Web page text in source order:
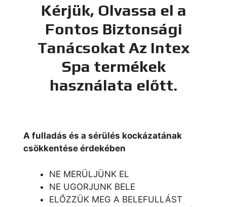
Kérjük, Olvassa el a
Fontos Biztonsági
Tanácsokat Az Intex
Spa termékek
használata előtt.
A fulladás és a sérülés kockázatának
csökkentése érdekében
NE MERÜLJÜNK EL
NE UGORJUNK BELE
ELŐZZÜK MEG A BELEFULLÁST